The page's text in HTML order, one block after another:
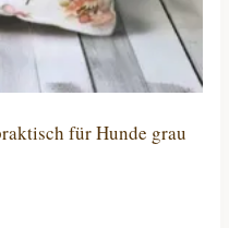
für Hunde grau